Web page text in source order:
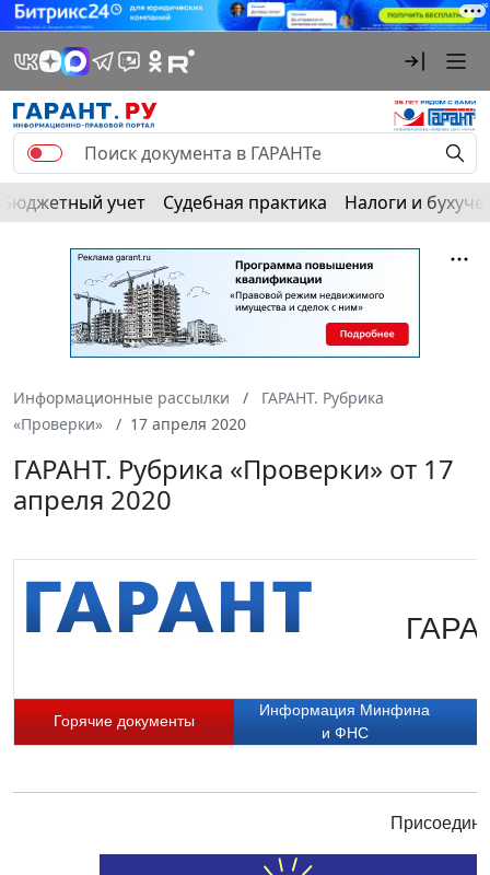
Бюджетный учет Судебная практика Налоги и
Информационные рассылки
ГАРАНТ. Рубрика
«Проверки»
17 апреля 2020
ГАРАНТ. Рубрика «Проверки» от 17
апреля 2020
Горячие документы
Информация Минфина
и ФНС